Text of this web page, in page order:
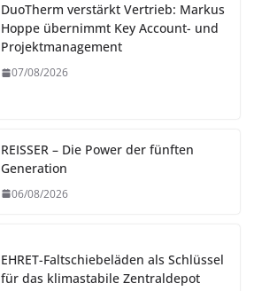
DuoTherm verstärkt Vertrieb: Markus
Hoppe übernimmt Key Account- und
Projektmanagement
07/08/2026
REISSER – Die Power der fünften
Generation
06/08/2026
EHRET-Faltschiebeläden als Schlüssel
für das klimastabile Zentraldepot